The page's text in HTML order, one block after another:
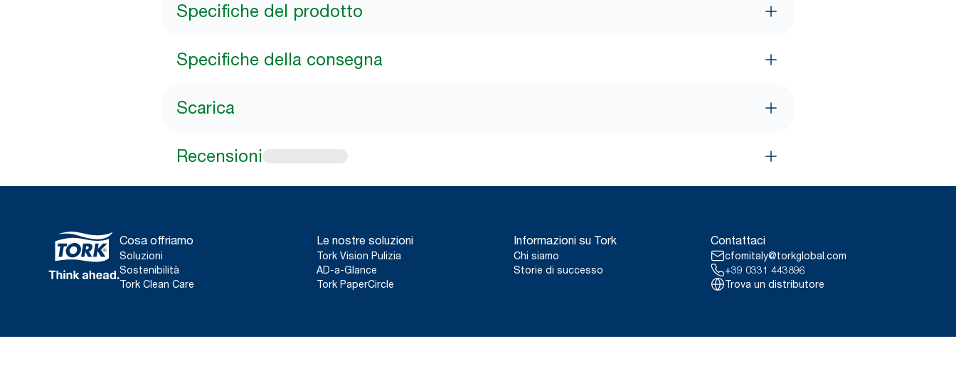
Specifiche del prodotto
Specifiche della consegna
Scarica
Recensioni
Cosa offriamo
Soluzioni
Sostenibilità
Tork Clean Care
Le nostre soluzioni
Tork Vision Pulizia
AD-a-Glance
Tork PaperCircle
Informazioni su Tork
Chi siamo
Storie di successo
Contattaci
cfomitaly@torkglobal.com
+39 0331 443896
Trova un distributore